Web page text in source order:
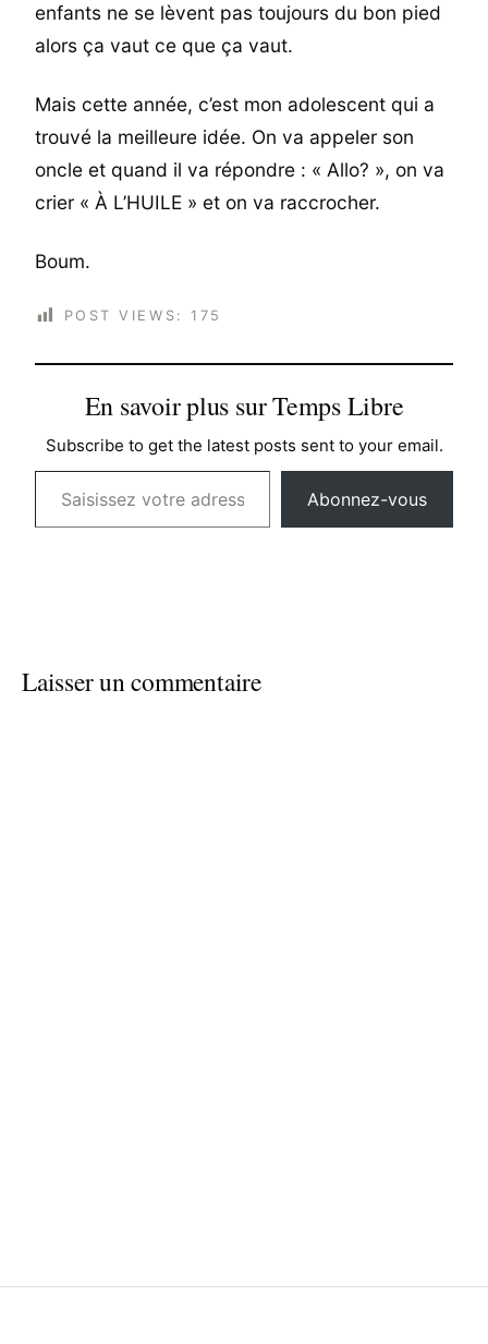
enfants ne se lèvent pas toujours du bon pied
alors ça vaut ce que ça vaut.
Mais cette année, c’est mon adolescent qui a
trouvé la meilleure idée. On va appeler son
oncle et quand il va répondre : « Allo? », on va
crier « À L’HUILE » et on va raccrocher.
Boum.
POST VIEWS: 175
En savoir plus sur Temps Libre
Subscribe to get the latest posts sent to your email.
Saisissez votre adresse e-mail…
Abonnez-vous
Laisser un commentaire